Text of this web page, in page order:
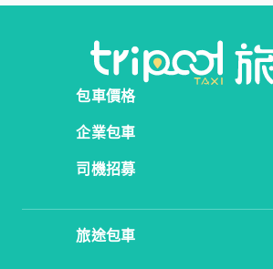
包車價格
企業包車
司機招募
旅途包車